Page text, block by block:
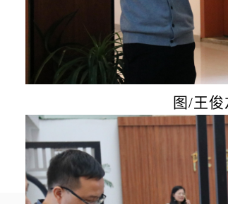
图/王俊